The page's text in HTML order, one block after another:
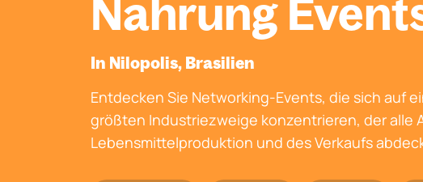
Nahrung
In Nilopolis, Brasilien
Entdecken Sie Networking-Events, die sich auf
größten Industriezweige konzentrieren, der alle
Lebensmittelproduktion und des Verkaufs